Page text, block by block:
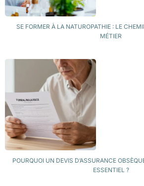
SE FORMER À LA NATUROPATHIE : LE
MÉTIER
POURQUOI UN DEVIS D’ASSURANCE
ESSENTIEL ?